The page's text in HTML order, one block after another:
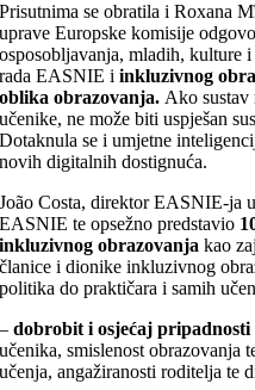
Prisutnima se obratila i Roxana
uprave Europske komisije
osposobljavanja, mladih, kulture
rada EASNIE iinkluzivnog
oblika obrazovanja. Ako
učenike, ne može biti uspješan
Dotaknula se i umjetne
novih digitalnih dostignuća.
João Costa, direktor EASNIE-ja
EASNIE te opsežno predstavio
inkluzivnog obrazovanja kao
članice i dionike inkluzivnog
politika do praktičara i samih
–dobrobit i osjećaj pripadnosti
učenika, smislenost obrazovanja
učenja, angažiranosti roditelja te